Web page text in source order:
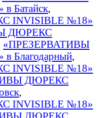
Батайск,
INVISIBLE №18»
ДЮРЕКС
«ПРЕЗЕРВАТИВЫ
Благодарный,
INVISIBLE №18»
ДЮРЕКС
,
INVISIBLE №18»
ДЮРЕКС